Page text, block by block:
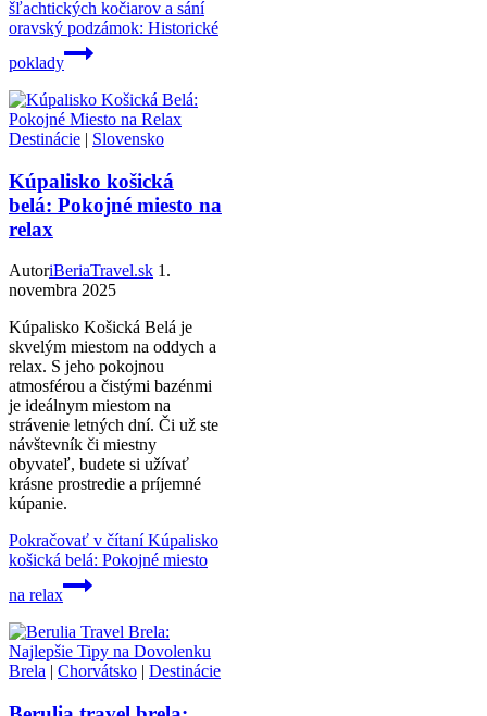
šľachtických kočiarov a sání
oravský podzámok: Historické
poklady
Destinácie | Slovensko
Kúpalisko košická
belá: Pokojné miesto na
relax
AutoriBeriaTravel.sk 1.
novembra 2025
Kúpalisko Košická Belá je
skvelým miestom na oddych a
relax. S jeho pokojnou
atmosférou a čistými bazénmi
je ideálnym miestom na
strávenie letných dní. Či už ste
návštevník či miestny
obyvateľ, budete si užívať
krásne prostredie a príjemné
kúpanie.
Pokračovať v čítaníKúpalisko
košická belá: Pokojné miesto
na relax
Brela | Chorvátsko | Destinácie